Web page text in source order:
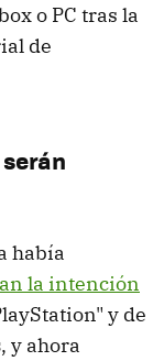
o PC tras la
de
había
la intención
y de
, y ahora